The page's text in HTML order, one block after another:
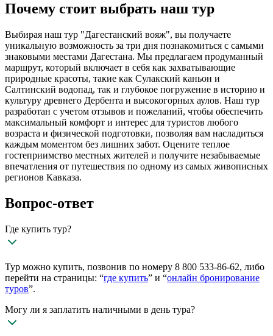
Почему стоит выбрать наш тур
Выбирая наш тур "Дагестанский вояж", вы получаете
уникальную возможность за три дня познакомиться с самыми
знаковыми местами Дагестана. Мы предлагаем продуманный
маршрут, который включает в себя как захватывающие
природные красоты, такие как Сулакский каньон и
Салтинский водопад, так и глубокое погружение в историю и
культуру древнего Дербента и высокогорных аулов. Наш тур
разработан с учетом отзывов и пожеланий, чтобы обеспечить
максимальный комфорт и интерес для туристов любого
возраста и физической подготовки, позволяя вам насладиться
каждым моментом без лишних забот. Оцените теплое
гостеприимство местных жителей и получите незабываемые
впечатления от путешествия по одному из самых живописных
регионов Кавказа.
Вопрос-ответ
Где купить тур?
Тур можно купить, позвонив по номеру 8 800 533-86-62, либо
перейти на страницы: “где купить” и “онлайн бронирование
туров”.
Могу ли я заплатить наличными в день тура?